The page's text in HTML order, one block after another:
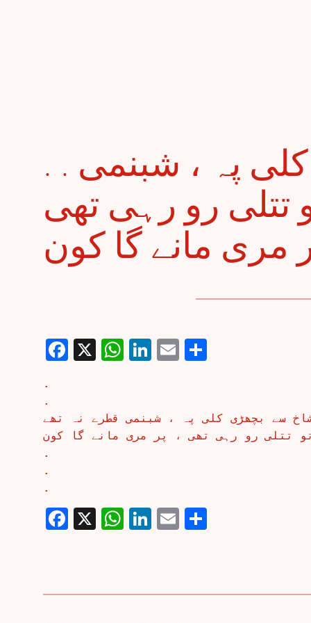
. . شاخ سے بچھڑی کلی پہ ، شبنمی
تتلی رو رہی تھی
Facebook
X WhatsApp
LinkedIn
EmailShare
.
.
سے بچھڑی کلی پہ ، شبنمی قطرے نہ تھے
تتلی رو رہی تھی ، پر مری مانے گا کون
.
.
.
Facebook
X WhatsApp
LinkedIn
EmailShare